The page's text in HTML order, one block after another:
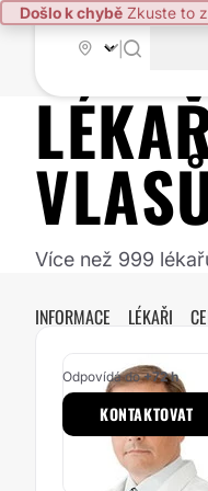
Došlo k chybě Zkuste to
Více než 999
INFORMACE LÉKAŘI
Odpovídá do+72 h
KONTAKTOVAT